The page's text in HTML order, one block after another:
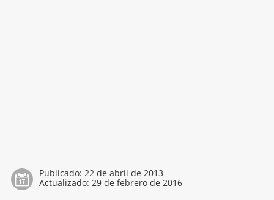
Publicado: 22 de abril de 2013
Actualizado: 29 de febrero de 2016